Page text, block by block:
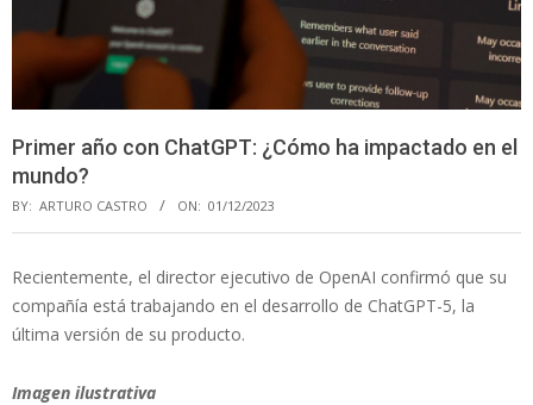
Primer año con ChatGPT: ¿Cómo ha impactado en el
mundo?
BY: ARTURO CASTRO ON: 01/12/2023
Recientemente, el director ejecutivo de OpenAI confirmó que su
compañía está trabajando en el desarrollo de ChatGPT-5, la
última versión de su producto.
Imagen ilustrativa